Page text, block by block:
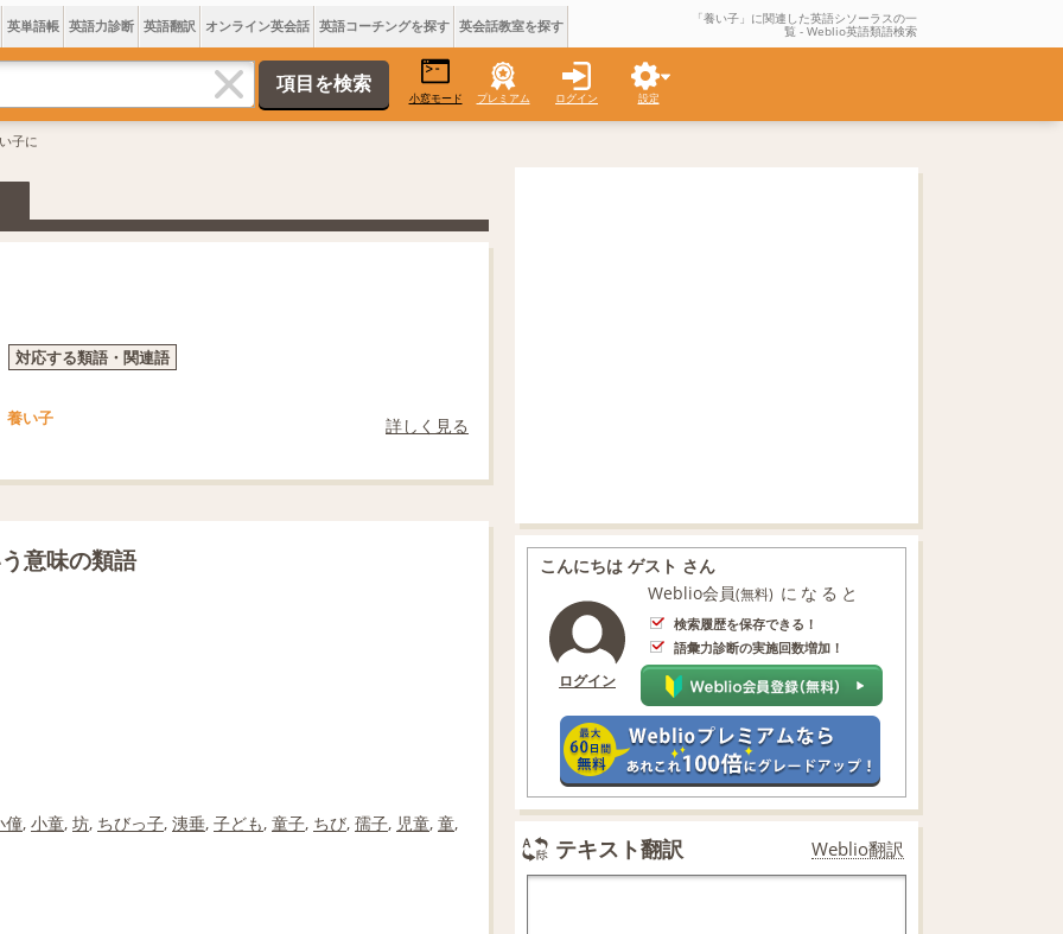
英単語帳 英語力診断 英語翻訳 オンライン英会話 英語コーチングを探す 英会話教室を探す 「養い子」に関連した英語シソーラスの一
覧 - Weblio英語類語検索
小窓モード プレミアム ログイン 設定
子に
対応する類語・関連語
養い子 詳しく見る
意味の類語
僮, 小童, 坊, ちびっ子, 洟垂, 子ども, 童子, ちび, 孺子, 児童, 童,
こんにちは ゲスト さん
ログイン
Weblio会員(無料) になると
検索履歴を保存できる！
語彙力診断の実施回数増加！
テキスト翻訳 Weblio翻訳